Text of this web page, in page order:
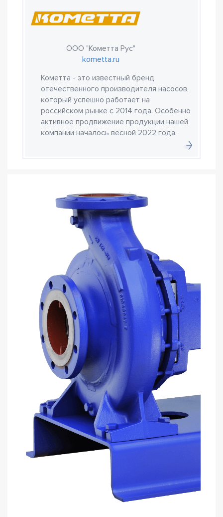
ООО "Кометта Рус"
kometta.ru
Кометта - это известный бренд
отечественного производителя насосов,
который успешно работает на
российском рынке с 2014 года. Особенно
активное продвижение продукции нашей
компании началось весной 2022 года.